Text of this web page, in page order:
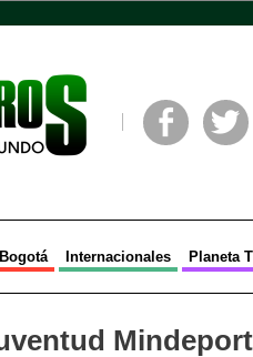
Bogotá Internacionales Planeta